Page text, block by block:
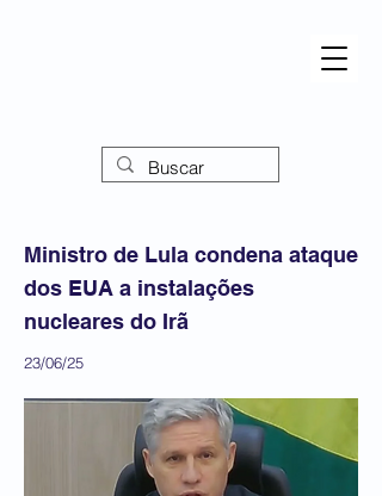
Ministro de Lula condena ataque
dos EUA a instalações
nucleares do Irã
23/06/25